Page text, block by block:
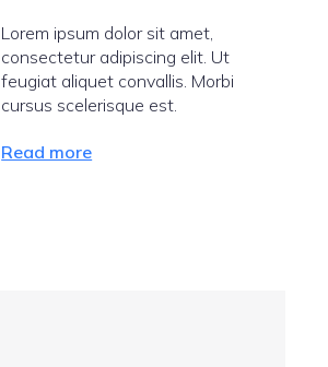
Lorem ipsum dolor sit amet,
consectetur adipiscing elit. Ut
feugiat aliquet convallis. Morbi
cursus scelerisque est.
Read more